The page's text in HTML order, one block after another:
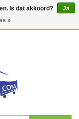
Is dat akkoord?
Ja
»